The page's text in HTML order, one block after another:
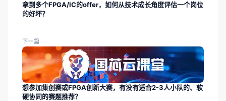
拿到多个FPGA/IC的offer，如何从技术成长角度评估一个岗位
的好坏？
下一篇
想参加集创赛或FPGA创新大赛，有没有适合2-3人小队的、软
硬协同的赛题推荐？